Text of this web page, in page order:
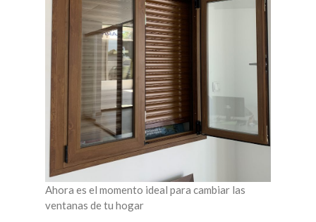
Ahora es el momento ideal para cambiar las
ventanas de tu hogar